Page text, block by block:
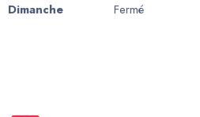
Dimanche
Fermé